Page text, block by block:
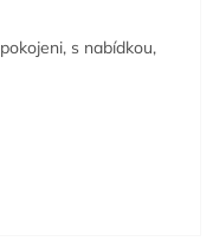
s nabídkou,
5 hvězdiček.